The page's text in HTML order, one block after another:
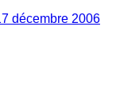
décembre 2006